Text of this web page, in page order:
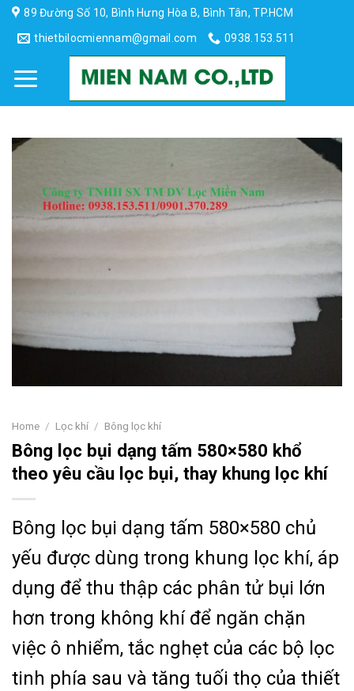
Skip
content
89 Đường Số 10, Bình Hưng Hòa B, Bình Tân, TP.HCM
thietbilocmiennam@gmail.com
0938.153.511
Home / Lọc khí / Bông lọc khí
Bông lọc bụi dạng tấm 580×580 khổ
theo yêu cầu lọc bụi, thay khung lọc khí
Bông lọc bụi dạng tấm 580×580 chủ
yếu được dùng trong khung lọc khí, áp
dụng để thu thập các phân tử bụi lớn
hơn trong không khí để ngăn chặn
việc ô nhiểm, tắc nghẹt của các bộ lọc
tinh phía sau và tăng tuối thọ của thiết